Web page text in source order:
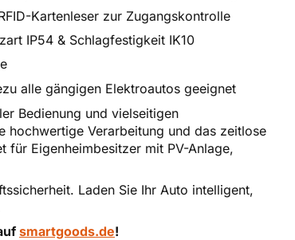
Kartenleser zur Zugangskontrolle
IP54 & Schlagfestigkeit IK10
alle gängigen Elektroautos geeignet
Bedienung und vielseitigen
hochwertige Verarbeitung und das zeitlose
für Eigenheimbesitzer mit PV-Anlage,
Laden Sie Ihr Auto intelligent,
smartgoods.de!